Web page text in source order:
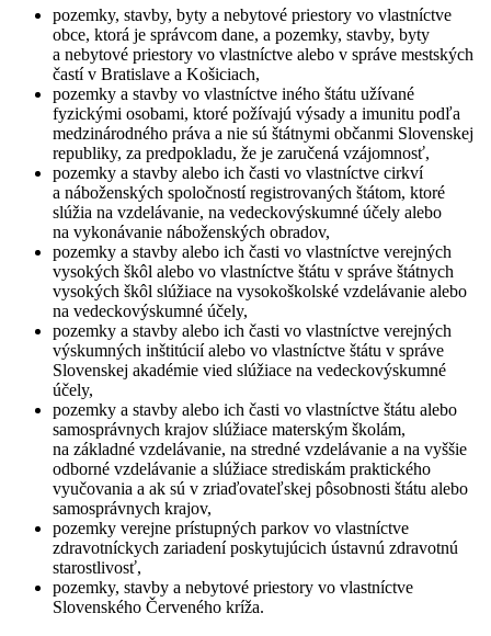
pozemky, stavby, byty a nebytové priestory vo vlastníctve
obce, ktorá je správcom dane, a pozemky, stavby, byty
a nebytové priestory vo vlastníctve alebo v správe mestských
častí v Bratislave a Košiciach,
pozemky a stavby vo vlastníctve iného štátu užívané
fyzickými osobami, ktoré požívajú výsady a imunitu podľa
medzinárodného práva a nie sú štátnymi občanmi Slovenskej
republiky, za predpokladu, že je zaručená vzájomnosť,
pozemky a stavby alebo ich časti vo vlastníctve cirkví
a náboženských spoločností registrovaných štátom, ktoré
slúžia na vzdelávanie, na vedeckovýskumné účely alebo
na vykonávanie náboženských obradov,
pozemky a stavby alebo ich časti vo vlastníctve verejných
vysokých škôl alebo vo vlastníctve štátu v správe štátnych
vysokých škôl slúžiace na vysokoškolské vzdelávanie alebo
na vedeckovýskumné účely,
pozemky a stavby alebo ich časti vo vlastníctve verejných
výskumných inštitúcií alebo vo vlastníctve štátu v správe
Slovenskej akadémie vied slúžiace na vedeckovýskumné
účely,
pozemky a stavby alebo ich časti vo vlastníctve štátu alebo
samosprávnych krajov slúžiace materským školám,
na základné vzdelávanie, na stredné vzdelávanie a na vyššie
odborné vzdelávanie a slúžiace strediskám praktického
vyučovania a ak sú v zriaďovateľskej pôsobnosti štátu alebo
samosprávnych krajov,
pozemky verejne prístupných parkov vo vlastníctve
zdravotníckych zariadení poskytujúcich ústavnú zdravotnú
starostlivosť,
pozemky, stavby a nebytové priestory vo vlastníctve
Slovenského Červeného kríža.